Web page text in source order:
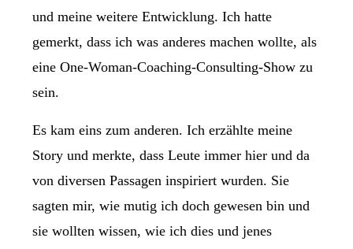
und meine weitere Entwicklung. Ich hatte
gemerkt, dass ich was anderes machen wollte, als
eine One-Woman-Coaching-Consulting-Show zu
sein.
Es kam eins zum anderen. Ich erzählte meine
Story und merkte, dass Leute immer hier und da
von diversen Passagen inspiriert wurden. Sie
sagten mir, wie mutig ich doch gewesen bin und
sie wollten wissen, wie ich dies und jenes